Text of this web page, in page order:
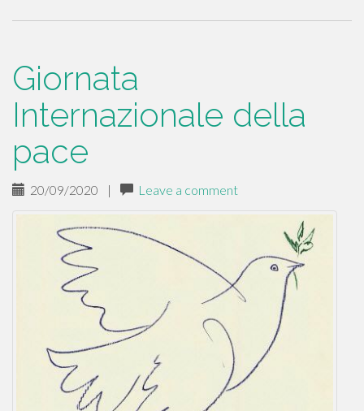
Giornata
Internazionale della
pace
20/09/2020 | Leave a comment